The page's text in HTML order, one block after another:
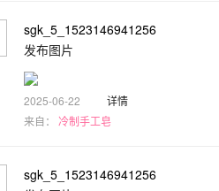
sgk_5_1523146941256
发布图片
2025-06-22 详情
来自： 冷制手工皂
sgk_5_1523146941256